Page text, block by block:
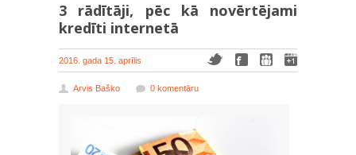
3 rādītāji, pēc kā novērtējami
kredīti internetā
2016. gada 15. aprīlis
Arvis Baško 0 komentāru